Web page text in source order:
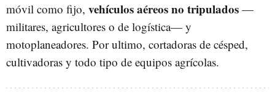
móvil como fijo, vehículos aéreos no tripulados —
militares, agricultores o de logística— y
motoplaneadores. Por ultimo, cortadoras de césped,
cultivadoras y todo tipo de equipos agrícolas.